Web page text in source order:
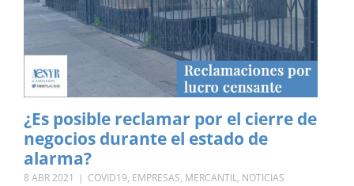
¿Es posible reclamar por el cierre de
negocios durante el estado de
alarma?
8 ABR 2021 | COVID19, EMPRESAS, MERCANTIL, NOTICIAS